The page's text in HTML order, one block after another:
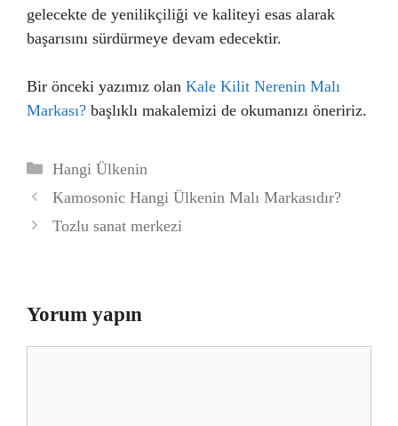
gelecekte de yenilikçiliği ve kaliteyi esas alarak
başarısını sürdürmeye devam edecektir.
Bir önceki yazımız olan Kale Kilit Nerenin Malı
Markası? başlıklı makalemizi de okumanızı öneririz.
Kategoriler
Hangi Ülkenin
Kamosonic Hangi Ülkenin Malı Markasıdır?
Tozlu sanat merkezi
Yorum yapın